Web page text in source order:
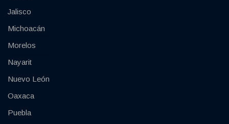
Jalisco
Michoacán
Morelos
Nayarit
Nuevo León
Oaxaca
Puebla